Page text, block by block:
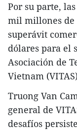
Por su parte,
mil millones de
superávit
dólares para el
Asociación de
Vietnam
Truong Van
general de
desafíos